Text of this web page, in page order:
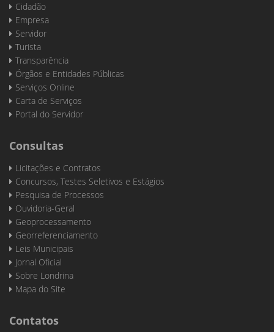
Cidadão
Empresa
Servidor
Turista
Transparência
Órgãos e Entidades Públicas
Serviços Online
Carta de Serviços
Portal do Servidor
Consultas
Licitações e Contratos
Concursos, Testes Seletivos e Estágios
Pesquisa de Processos
Ouvidoria-Geral
Geoprocessamento
Georreferenciamento
Leis Municipais
Jornal Oficial
Sobre Londrina
Mapa do Site
Contatos